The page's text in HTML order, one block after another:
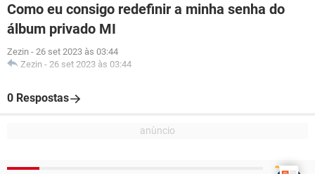
Como eu consigo redefinir a minha senha do
álbum privado MI
Zezin - 26 set 2023 às 03:44
Zezin - 26 set 2023 às 03:44
0 Respostas